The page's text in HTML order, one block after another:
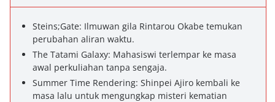
Steins;Gate: Ilmuwan gila Rintarou Okabe temukan
perubahan aliran waktu.
The Tatami Galaxy: Mahasiswi terlempar ke masa
awal perkuliahan tanpa sengaja.
Summer Time Rendering: Shinpei Ajiro kembali ke
masa lalu untuk mengungkap misteri kematian